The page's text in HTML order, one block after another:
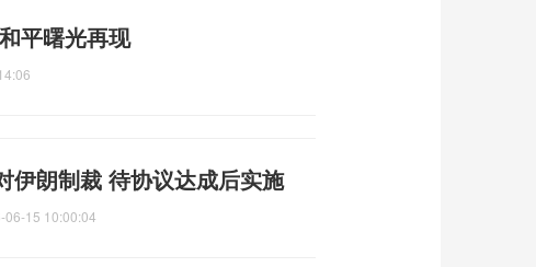
平曙光再现
伊朗制裁 待协议达成后实施
06-15 10:00:04